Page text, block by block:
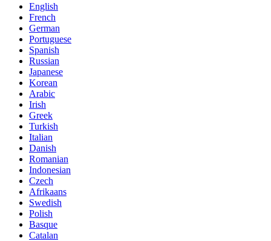
English
French
German
Portuguese
Spanish
Russian
Japanese
Korean
Arabic
Irish
Greek
Turkish
Italian
Danish
Romanian
Indonesian
Czech
Afrikaans
Swedish
Polish
Basque
Catalan